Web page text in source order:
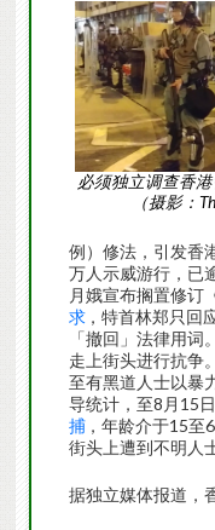
必须独立调查香
（摄影：
例）修法，引发香
万人示威游行，已
月娥宣布搁置修订
求，特首林郑只回
「撤回」法律用
走上街头进行抗争
至有黑道人士以暴
导统计，至8月15
捕，年龄介于15至
街头上遭到不明人
据独立媒体报道，